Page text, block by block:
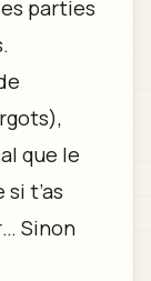
parties
que le
t’as
Sinon